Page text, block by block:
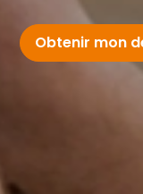
Obtenir mon